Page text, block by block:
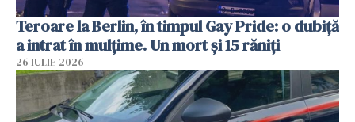
Teroare la Berlin, în timpul Gay Pride: o dubiță
a intrat în mulțime. Un mort și 15 răniți
26 IULIE 2026